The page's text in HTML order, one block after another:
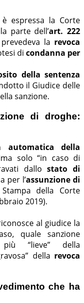
espressa la Corte
parte dell’art. 222
la revoca
di condanna per
della sentenza
il Giudice delle
sanzione.
di droghe:
automatica della
solo “in caso di
dallostato di
per l’assunzione di
della Corte
2019).
al giudice la
quale sanzione
“lieve” della
della revoca
che ha